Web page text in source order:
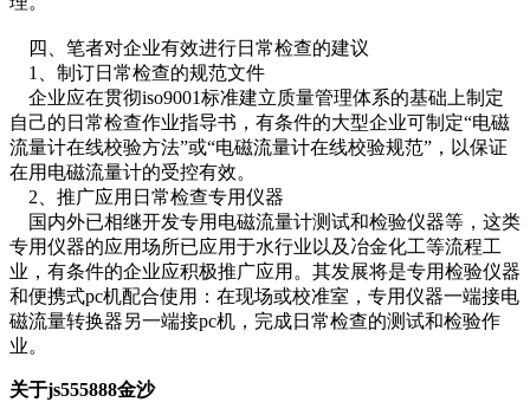
四、笔者对企业有效进行日常检查的建议
1、制订日常检查的规范文件
企业应在贯彻iso9001标准建立质量管理体系的基础上制定
自己的日常检查作业指导书，有条件的大型企业可制定“电磁
流量计在线校验方法”或“电磁流量计在线校验规范”，以保证
在用电磁流量计的受控有效。
2、推广应用日常检查专用仪器
国内外已相继开发专用电磁流量计测试和检验仪器等，这类
专用仪器的应用场所已应用于水行业以及冶金化工等流程工
业，有条件的企业应积极推广应用。其发展将是专用检验仪器
和便携式pc机配合使用：在现场或校准室，专用仪器一端接电
磁流量转换器另一端接pc机，完成日常检查的测试和检验作
业。
关于js555888金沙